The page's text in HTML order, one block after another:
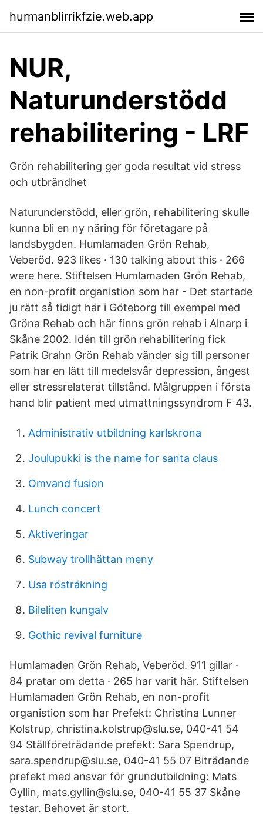
hurmanblirrikfzie.web.app
NUR,
Naturunderstödd
rehabilitering - LRF
Grön rehabilitering ger goda resultat vid stress
och utbrändhet
Naturunderstödd, eller grön, rehabilitering skulle
kunna bli en ny näring för företagare på
landsbygden. Humlamaden Grön Rehab,
Veberöd. 923 likes · 130 talking about this · 266
were here. Stiftelsen Humlamaden Grön Rehab,
en non-profit organistion som har - Det startade
ju rätt så tidigt här i Göteborg till exempel med
Gröna Rehab och här finns grön rehab i Alnarp i
Skåne 2002. Idén till grön rehabilitering fick
Patrik Grahn Grön Rehab vänder sig till personer
som har en lätt till medelsvår depression, ångest
eller stressrelaterat tillstånd. Målgruppen i första
hand blir patient med utmattningssyndrom F 43.
Administrativ utbildning karlskrona
Joulupukki is the name for santa claus
Omvand fusion
Lunch concert
Aktiveringar
Subway trollhättan meny
Usa rösträkning
Bileliten kungalv
Gothic revival furniture
Humlamaden Grön Rehab, Veberöd. 911 gillar ·
84 pratar om detta · 265 har varit här. Stiftelsen
Humlamaden Grön Rehab, en non-profit
organistion som har Prefekt: Christina Lunner
Kolstrup, christina.kolstrup@slu.se, 040-41 54
94 Ställföreträdande prefekt: Sara Spendrup,
sara.spendrup@slu.se, 040-41 55 07 Biträdande
prefekt med ansvar för grundutbildning: Mats
Gyllin, mats.gyllin@slu.se, 040-41 55 37 Skåne
testar. Behovet är stort.